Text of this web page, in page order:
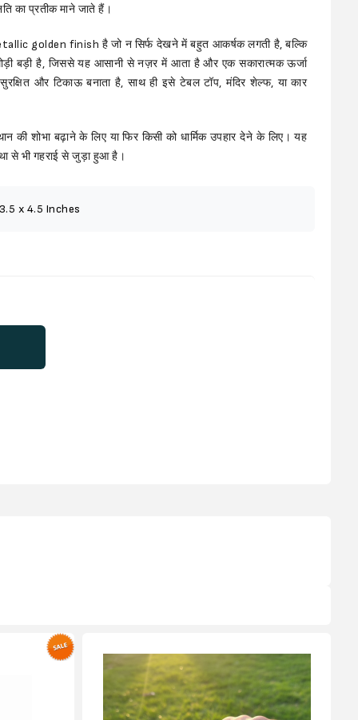
का प्रतीक माने जाते हैं।
golden finish है जो न सिर्फ देखने में बहुत आकर्षक लगती है, बल्कि
बड़ी है, जिससे यह आसानी से नज़र में आता है और एकसकारात्मक ऊर्जा
और टिकाऊ बनाता है, साथ ही इसे टेबल टॉप, मंदिर शेल्फ, या कार
की शोभा बढ़ाने के लिए या फिर किसी को धार्मिक उपहार देने के लिए। यह
से भी गहराई से जुड़ा हुआ है।
x 4.5 Inches